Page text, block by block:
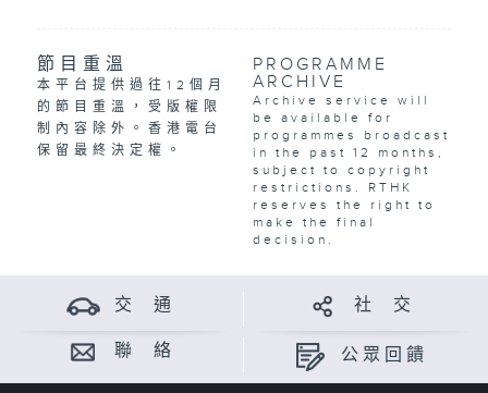
節目重溫
本平台提供過往12個月
的節目重溫，受版權限
制內容除外。香港電台
保留最終決定權。
PROGRAMME
ARCHIVE
Archive service will
be available for
programmes broadcast
in the past 12 months,
subject to copyright
restrictions. RTHK
reserves the right to
make the final
decision.
交 通 社 交
聯 絡 公眾回饋